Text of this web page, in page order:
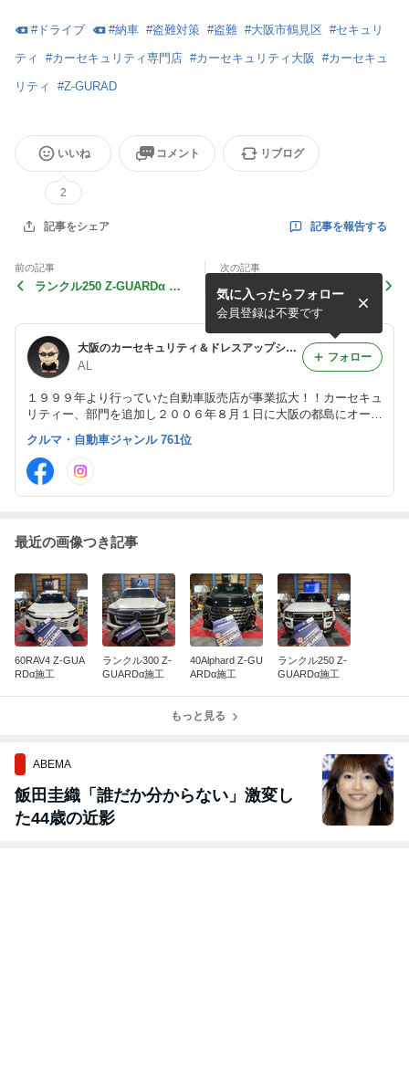
#ドライブ #納車 #盗難対策 #盗難 #大阪市鶴見区 #セキュリ
ティ #カーセキュリティ専門店 #カーセキュリティ大阪 #カーセキュ
リティ #Z-GURAD
いいね
2
コメント リブログ
記事をシェア 記事を報告する
前の記事
ランクル250 Z-GUARDα 施
次の記事
ランクル300 Z-GUARDα 施
工
大阪のカーセキュリティ＆ドレスアップショップ☆☆ オートラウンジ☆☆
AL
１９９９年より行っていた自動車販売店が事業拡大！！カーセキュ
リティー、部門を追加し２００６年８月１日に大阪の都島にオープ
ンしました。新車、中古車の販売と同時にナビ、セキュリティー、
オーディオなどのカスタムも出来ますのでご相談下さい。
気に入ったらフォロー
会員登録は不要です
フォロー
クルマ・自動車ジャンル 761位
最近の画像つき記事
60RAV4 Z-GUA
RDα施工
ランクル300 Z-
GUARDα施工
40Alphard Z-GU
ARDα施工
ランクル250 Z-
GUARDα施工
もっと見る
ABEMA
飯田圭織「誰だか分からない」激変し
た44歳の近影